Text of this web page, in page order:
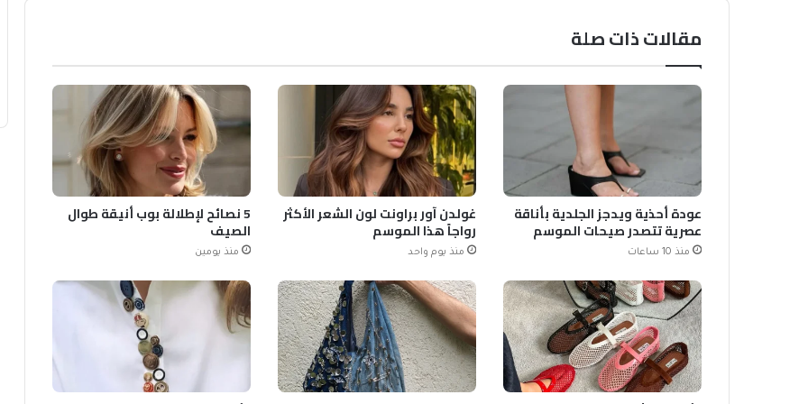
مقالات ذات صلة
عودة أحذية ويدجز الجلدية بأناقة
عصرية تتصدر صيحات الموسم
منذ 10 ساعات
غولدن آور براونت لون الشعر الأكثر
رواجاً هذا الموسم
منذ يوم واحد
5 نصائح لإطلالة بوب أنيقة طوال
الصيف
منذ يومين